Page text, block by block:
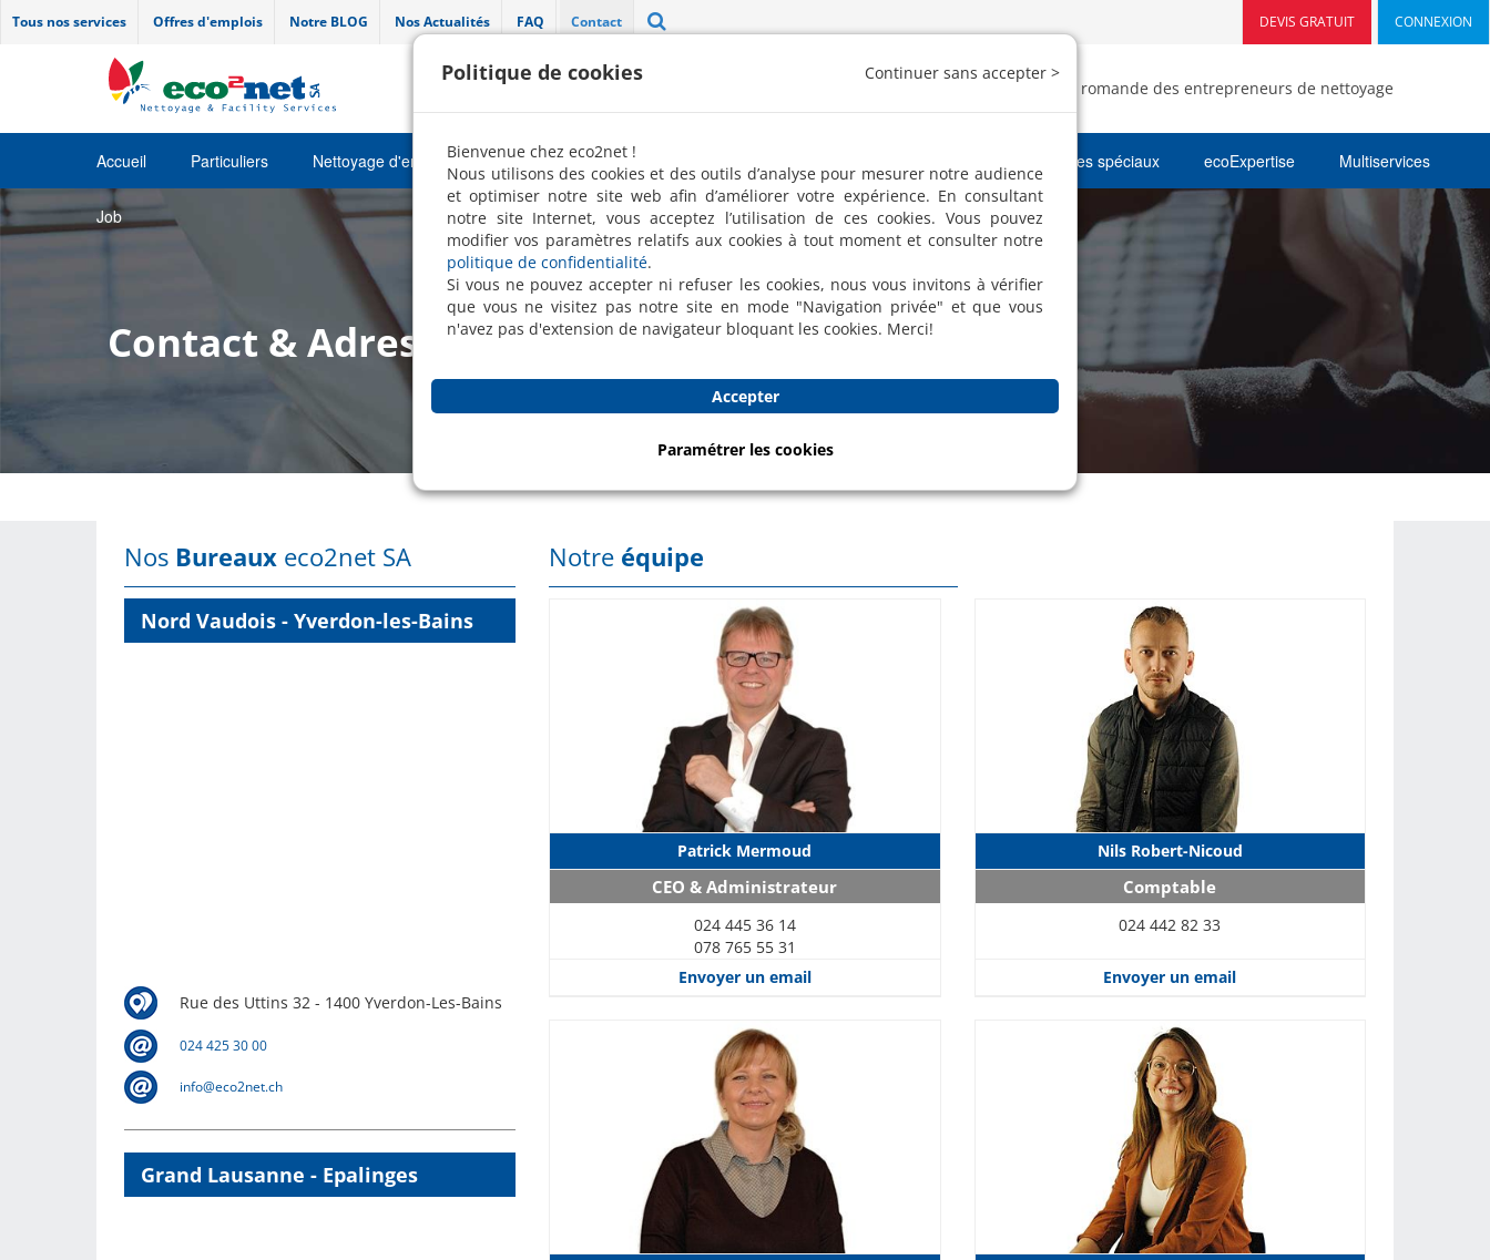
Tous nos services Offres d'emplois Notre BLOG Nos Actualités FAQ Contact CONNEXION
DEVIS GRATUIT
"Label 100 % pro" décerné par la FREN - Fédération romande des entrepreneurs de nettoyage
Accueil Particuliers Nettoyage d'entretien Robots de nettoyage Nettoyages spéciaux ecoExpertise Multiservices
Job
Contact & Adresse
Nos Bureaux eco2net SA
Nord Vaudois - Yverdon-les-Bains
Rue des Uttins 32 - 1400 Yverdon-Les-Bains
024 425 30 00
info@eco2net.ch
Grand Lausanne - Epalinges
Notre équipe
Patrick Mermoud
CEO & Administrateur
024 445 36 14
078 765 55 31
Envoyer un email
Nils Robert-Nicoud
Comptable
024 442 82 33
Envoyer un email
Politique de cookies Continuer sans accepter >
Bienvenue chez eco2net !
Nous utilisons des cookies et des outils d’analyse pour mesurer notre audience
et optimiser notre site web afin d’améliorer votre expérience. En consultant
notre site Internet, vous acceptez l’utilisation de ces cookies. Vous pouvez
modifier vos paramètres relatifs aux cookies à tout moment et consulter notre
politique de confidentialité.
Si vous ne pouvez accepter ni refuser les cookies, nous vous invitons à vérifier
que vous ne visitez pas notre site en mode "Navigation privée" et que vous
n'avez pas d'extension de navigateur bloquant les cookies. Merci!
Accepter
Paramétrer les cookies